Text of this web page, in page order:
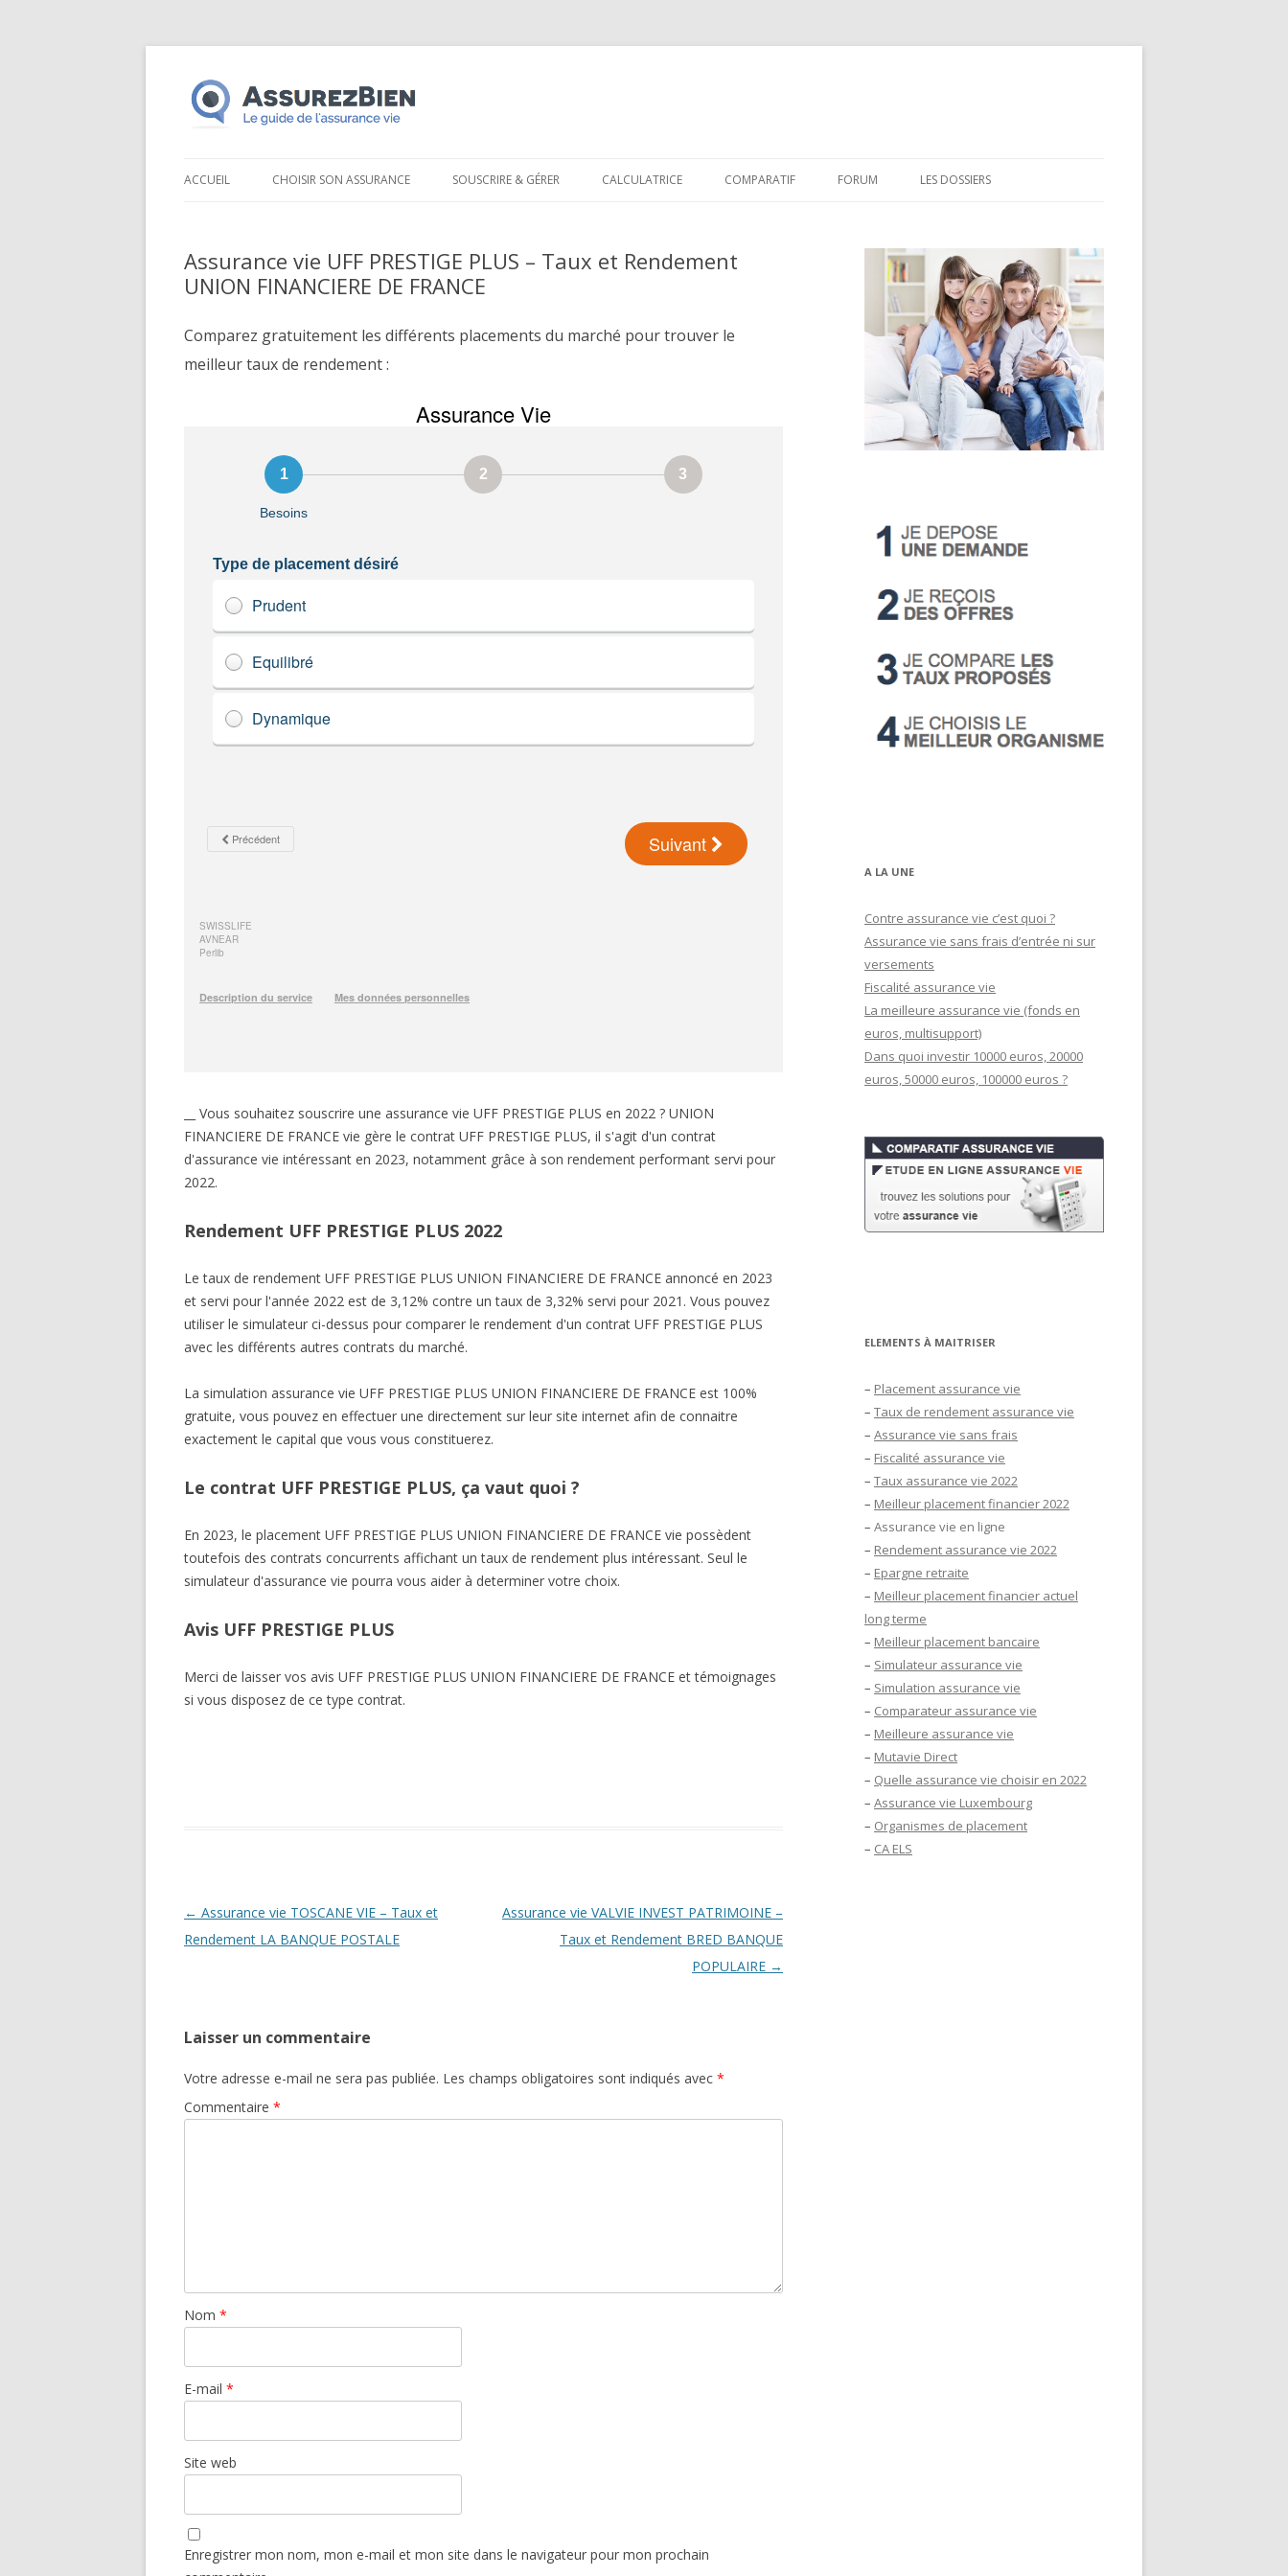
au
ACCUEIL CHOISIR SON ASSURANCE SOUSCRIRE & GÉRER CALCULATRICE COMPARATIF FORUM LES DOSSIERS
CODEVI
COMPTE À TERME
CSL
LDD
LEP
PEL
PERP
Assurance vie UFF PRESTIGE PLUS – Taux et Rendement
UNION FINANCIERE DE FRANCE
Comparez gratuitement les différents placements du marché pour trouver le
meilleur taux de rendement :
__ Vous souhaitez souscrire une assurance vie UFF PRESTIGE PLUS en 2022 ? UNION
FINANCIERE DE FRANCE vie gère le contrat UFF PRESTIGE PLUS, il s'agit d'un contrat
d'assurance vie intéressant en 2023, notamment grâce à son rendement performant servi pour
2022.
Rendement UFF PRESTIGE PLUS 2022
Le taux de rendement UFF PRESTIGE PLUS UNION FINANCIERE DE FRANCE annoncé en 2023
et servi pour l'année 2022 est de 3,12% contre un taux de 3,32% servi pour 2021. Vous pouvez
utiliser le simulateur ci-dessus pour comparer le rendement d'un contrat UFF PRESTIGE PLUS
avec les différents autres contrats du marché.
La simulation assurance vie UFF PRESTIGE PLUS UNION FINANCIERE DE FRANCE est 100%
gratuite, vous pouvez en effectuer une directement sur leur site internet afin de connaitre
exactement le capital que vous vous constituerez.
Le contrat UFF PRESTIGE PLUS, ça vaut quoi ?
En 2023, le placement UFF PRESTIGE PLUS UNION FINANCIERE DE FRANCE vie possèdent
toutefois des contrats concurrents affichant un taux de rendement plus intéressant. Seul le
simulateur d'assurance vie pourra vous aider à determiner votre choix.
Avis UFF PRESTIGE PLUS
Merci de laisser vos avis UFF PRESTIGE PLUS UNION FINANCIERE DE FRANCE et témoignages
si vous disposez de ce type contrat.
Navigation
des
← Assurance vie TOSCANE VIE – Taux et
Rendement LA BANQUE POSTALE
Assurance vie VALVIE INVEST PATRIMOINE –
Taux et Rendement BRED BANQUE
POPULAIRE →
Laisser un commentaire
Votre adresse e-mail ne sera pas publiée. Les champs obligatoires sont indiqués avec *
Commentaire *
Nom *
E-mail *
Site web
Enregistrer mon nom, mon e-mail et mon site dans le navigateur pour mon prochain
A LA UNE
Contre assurance vie c’est quoi ?
Assurance vie sans frais d’entrée ni sur
versements
Fiscalité assurance vie
La meilleure assurance vie (fonds en
euros, multisupport)
Dans quoi investir 10000 euros, 20000
euros, 50000 euros, 100000 euros ?
ELEMENTS À MAITRISER
– Placement assurance vie
– Taux de rendement assurance vie
– Assurance vie sans frais
– Fiscalité assurance vie
– Taux assurance vie 2022
– Meilleur placement financier 2022
– Assurance vie en ligne
– Rendement assurance vie 2022
– Epargne retraite
– Meilleur placement financier actuel
long terme
– Meilleur placement bancaire
– Simulateur assurance vie
– Simulation assurance vie
– Comparateur assurance vie
– Meilleure assurance vie
– Mutavie Direct
– Quelle assurance vie choisir en 2022
– Assurance vie Luxembourg
– Organismes de placement
– CA ELS